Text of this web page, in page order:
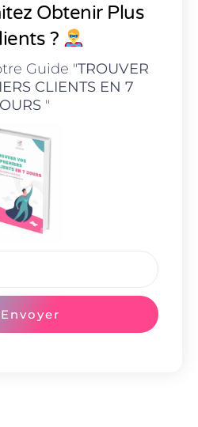
Obtenir Plus
?
Guide "TROUVER
CLIENTS EN 7
"
Envoyer